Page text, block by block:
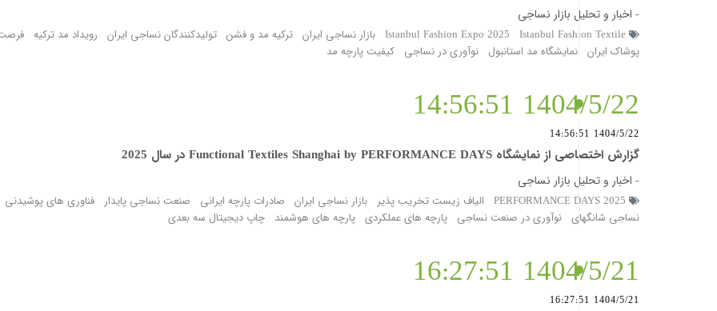
- اخبار و تحلیل بازار نساجی
Istanbul Fashion Expo 2025 Istanbul Fashion Textile بازار نساجی ایران ترکیه مد و فشن تولیدکنندگان نساجی ایران رویداد مد ترکیه
پوشاک ایران نمایشگاه مد استانبول نوآوری در نساجی کیفیت پارچه مد
1404/5/22 14:56:51
1404/5/22 14:56:51
گزارش اختصاصی از نمایشگاه Functional Textiles Shanghai by PERFORMANCE DAYS در سال 2025
- اخبار و تحلیل بازار نساجی
PERFORMANCE DAYS 2025 الیاف زیست تخریب پذیر بازار نساجی ایران صادرات پارچه ایرانی صنعت نساجی پایدار فناوری های پوشیدنی
نساجی شانگهای نوآوری در صنعت نساجی پارچه های عملکردی پارچه های هوشمند چاپ دیجیتال سه بعدی
1404/5/21 16:27:51
1404/5/21 16:27:51